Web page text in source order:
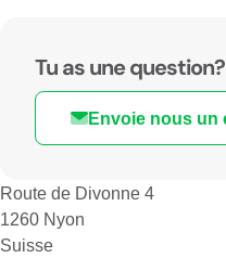
Tu as une question?
Envoie nous un
Route de Divonne 4
1260 Nyon
Suisse